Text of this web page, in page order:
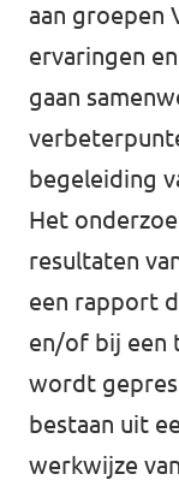
aan groepen
ervaringen
gaan
begeleiding
Het
resultaten
een rapport
en/of bij een
wordt
bestaan uit
werkwijze